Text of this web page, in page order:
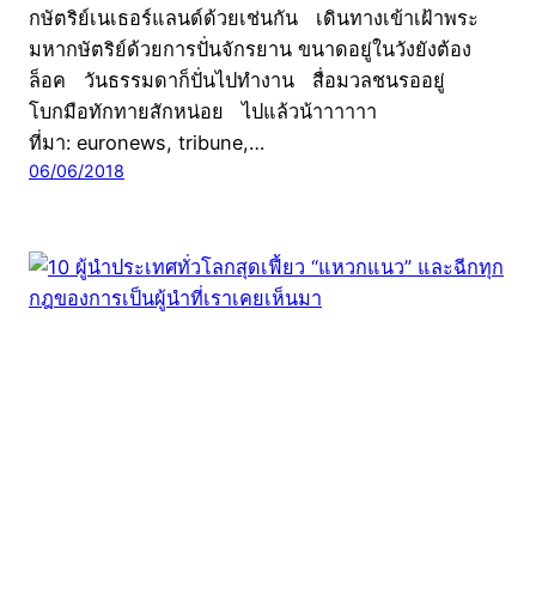
กษัตริย์เนเธอร์แลนด์ด้วยเช่นกัน เดินทางเข้าเฝ้าพระ
มหากษัตริย์ด้วยการปั่นจักรยาน ขนาดอยู่ในวังยังต้อง
ล็อค วันธรรมดาก็ปั่นไปทำงาน สื่อมวลชนรออยู่
โบกมือทักทายสักหน่อย ไปแล้วน้าาาาาา
ที่มา: euronews, tribune,…
06/06/2018